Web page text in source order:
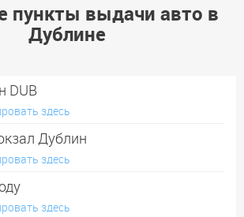
пункты выдачи авто в
Дублине
DUB
здесь
Дублин
здесь
здесь